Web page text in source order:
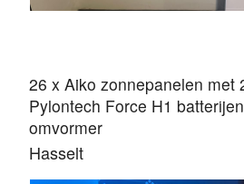
26 x Aiko zonnepanelen met
Pylontech Force H1
omvormer
Hasselt